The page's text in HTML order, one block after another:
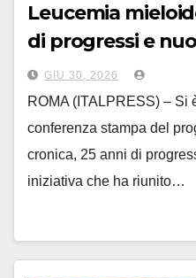
Leucemia
di progressi e
GIU 30, 2026
ROMA (ITALPRESS) – Si
conferenza stampa del
cronica, 25 anni di
iniziativa che ha riunito…